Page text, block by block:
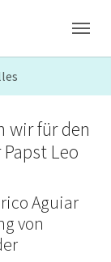
wir für den
Leo
Aguiar
von